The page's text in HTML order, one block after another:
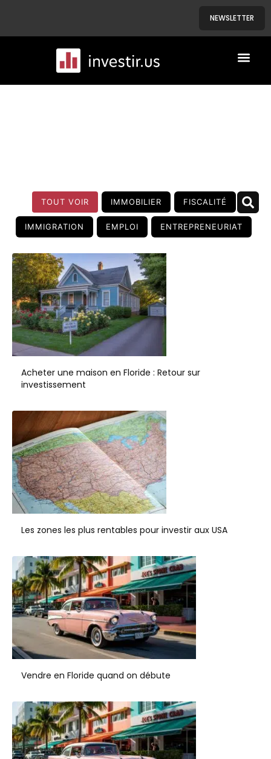
NEWSLETTER
TOUT VOIR IMMOBILIER FISCALITÉ
IMMIGRATION EMPLOI ENTREPRENEURIAT
Acheter une maison en Floride : Retour sur
investissement
Les zones les plus rentables pour investir aux USA
Vendre en Floride quand on débute